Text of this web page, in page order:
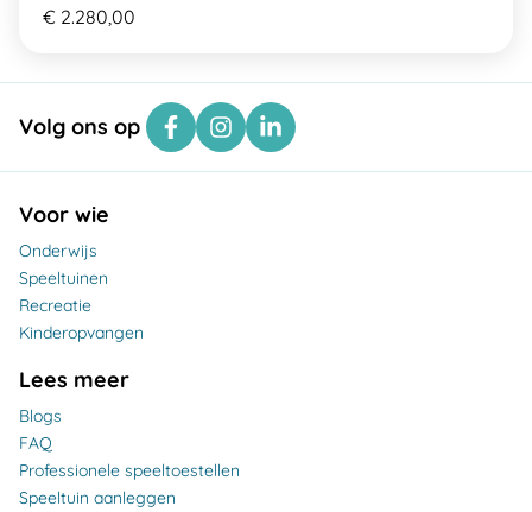
€ 2.280,00
Volg ons op
Voor wie
Onderwijs
Speeltuinen
Recreatie
Kinderopvangen
Lees meer
Blogs
FAQ
Professionele speeltoestellen
Speeltuin aanleggen